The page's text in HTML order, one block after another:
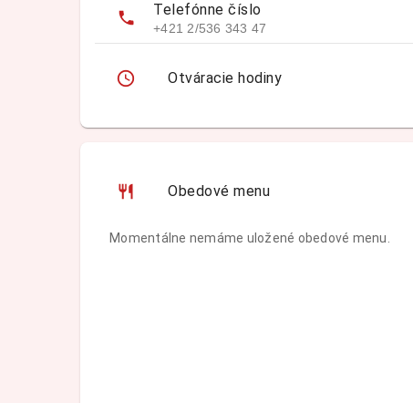
Telefónne číslo
+421 2/536 343 47
Otváracie hodiny
Obedové menu
Momentálne nemáme uložené obedové menu.